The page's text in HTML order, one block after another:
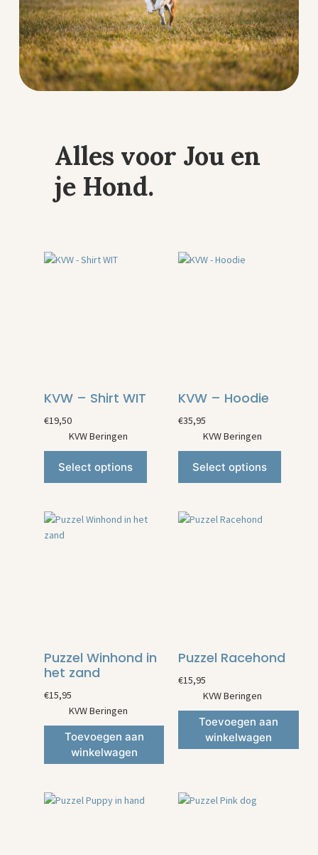
Alles voor Jou en
je Hond.
KVW – Shirt WIT
€19,50
KVW Beringen
Select options
KVW – Hoodie
€35,95
KVW Beringen
Select options
Puzzel Winhond in
het zand
€15,95
KVW Beringen
Toevoegen aan
winkelwagen
Puzzel Racehond
€15,95
KVW Beringen
Toevoegen aan
winkelwagen